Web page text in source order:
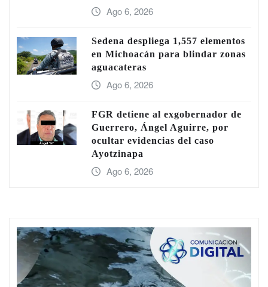
Ago 6, 2026
Sedena despliega 1,557 elementos
en Michoacán para blindar zonas
aguacateras
Ago 6, 2026
FGR detiene al exgobernador de
Guerrero, Ángel Aguirre, por
ocultar evidencias del caso
Ayotzinapa
Ago 6, 2026